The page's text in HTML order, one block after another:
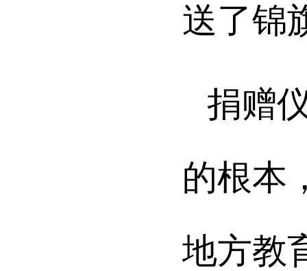
送了锦
捐赠
的根本
地方教